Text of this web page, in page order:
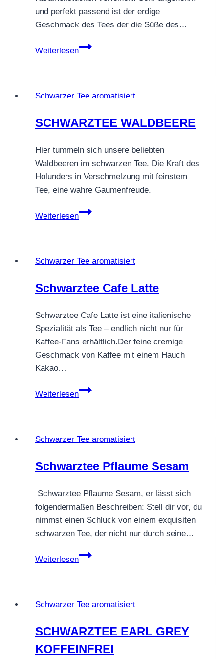
und perfekt passend ist der erdige
Geschmack des Tees der die Süße des…
Weiterlesen
PU
Schwarzer Tee aromatisiert
SCHWARZTEE WALDBEERE
Hier tummeln sich unsere beliebten
Waldbeeren im schwarzen Tee. Die Kraft des
Holunders in Verschmelzung mit feinstem
Tee, eine wahre Gaumenfreude.
Weiterlesen
SCHWARZTEE
Schwarzer Tee aromatisiert
Schwarztee Cafe Latte
Schwarztee Cafe Latte ist eine italienische
Spezialität als Tee – endlich nicht nur für
Kaffee-Fans erhältlich.Der feine cremige
Geschmack von Kaffee mit einem Hauch
Kakao…
Weiterlesen
Schwarztee
Schwarzer Tee aromatisiert
Schwarztee Pflaume Sesam
Schwarztee Pflaume Sesam, er lässt sich
folgendermaßen Beschreiben: Stell dir vor, du
nimmst einen Schluck von einem exquisiten
schwarzen Tee, der nicht nur durch seine…
Weiterlesen
Schwarztee
Schwarzer Tee aromatisiert
SCHWARZTEE EARL GREY
KOFFEINFREI